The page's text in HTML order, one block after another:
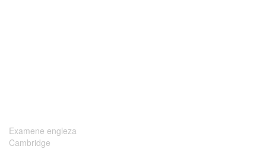
Examene engleza
Cambridge